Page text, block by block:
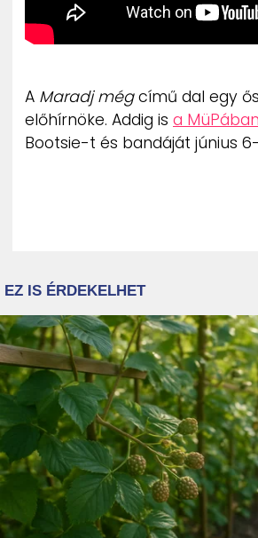
A Maradj mégcímű dal egy
előhírnöke. Addig is a
Bootsie-t és bandáját június